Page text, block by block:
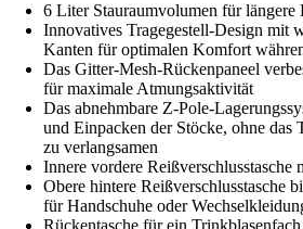
6 Liter Stauraumvolumen für längere
Innovatives Tragegestell-Design mit
Kanten für optimalen Komfort
Das Gitter-Mesh-Rückenpaneel
für maximale Atmungsaktivität
Das abnehmbare Z-Pole-
und Einpacken der Stöcke, ohne das
zu verlangsamen
Innere vordere Reißverschlusstasche
Obere hintere Reißverschlusstasche
für Handschuhe oder